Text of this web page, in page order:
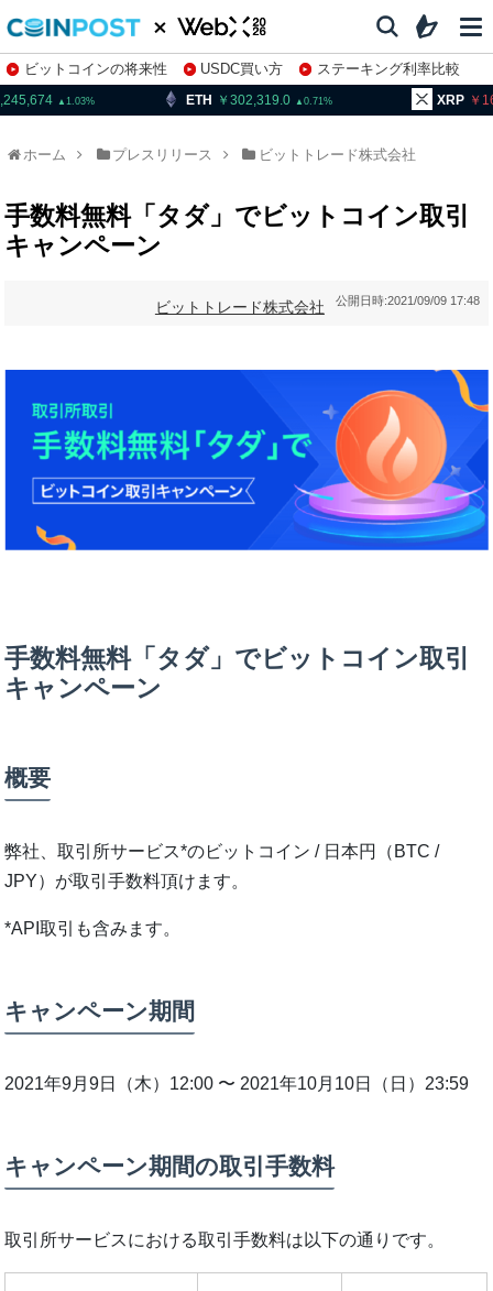
ビットコインの将来性 USDC買い方
ステーキング利率比較
株特集・関連銘柄
1.03 ETH 302,319.0 0.71 XRP 161.51
ホーム プレスリリース ビットトレード株式会社
手数料無料「タダ」でビットコイン取引
キャンペーン
公開日時:2021/09/09 17:48
ビットトレード株式会社
手数料無料「タダ」でビットコイン取引
キャンペーン
概要
弊社、取引所サービス*のビットコイン / 日本円（BTC /
JPY）が取引手数料頂けます。
*API取引も含みます。
キャンペーン期間
2021年9月9日（木）12:00 〜 2021年10月10日（日）23:59
キャンペーン期間の取引手数料
取引所サービスにおける取引手数料は以下の通りです。